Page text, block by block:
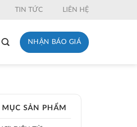
TIN TỨC LIÊN HỆ
NHẬN BÁO GIÁ
MỤC SẢN PHẨM